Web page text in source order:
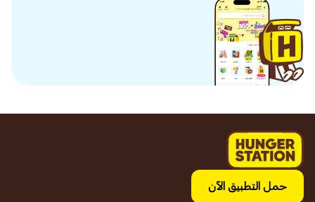
حمل التطبيق الآن